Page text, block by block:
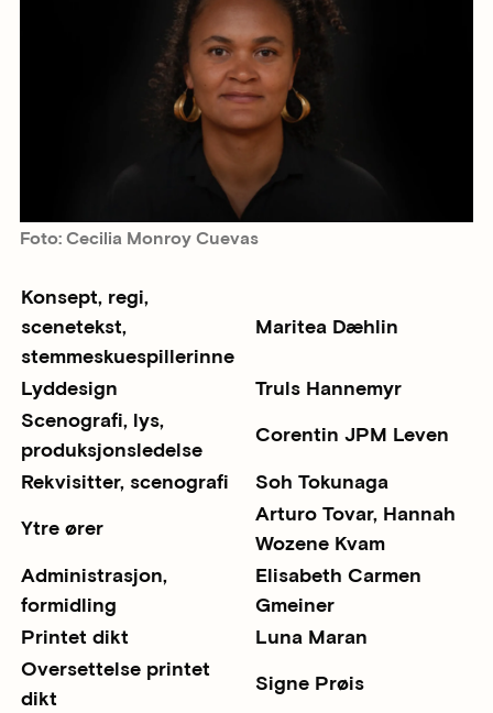
Foto: Cecilia Monroy Cuevas
Konsept, regi,
scenetekst,
stemmeskuespillerinne
Maritea Dæhlin
Lyddesign
Truls Hannemyr
Scenografi, lys,
produksjonsledelse
Corentin JPM Leven
Rekvisitter, scenografi
Soh Tokunaga
Ytre ører
Arturo Tovar, Hannah
Wozene Kvam
Administrasjon,
formidling
Elisabeth Carmen
Gmeiner
Printet dikt
Luna Maran
Oversettelse printet
dikt
Signe Prøis